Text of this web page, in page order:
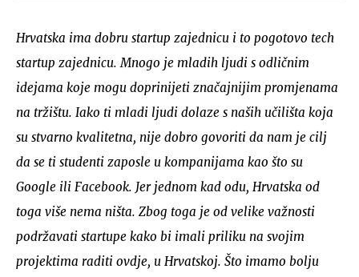
Hrvatska ima dobru startup zajednicu i to pogotovo tech
startup zajednicu. Mnogo je mladih ljudi s odličnim
idejama koje mogu doprinijeti značajnijim promjenama
na tržištu. Iako ti mladi ljudi dolaze s naših učilišta koja
su stvarno kvalitetna, nije dobro govoriti da nam je cilj
da se ti studenti zaposle u kompanijama kao što su
Google ili Facebook. Jer jednom kad odu, Hrvatska od
toga više nema ništa. Zbog toga je od velike važnosti
podržavati startupe kako bi imali priliku na svojim
projektima raditi ovdje, u Hrvatskoj. Što imamo bolju